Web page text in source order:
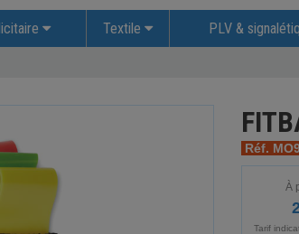
Textile PLV &
Réf.
À
Tarif